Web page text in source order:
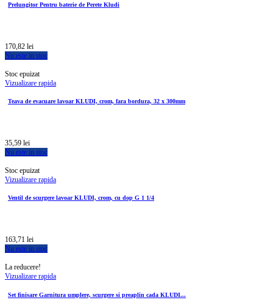
Prelungitor Pentru baterie de Perete Kludi
170,82 lei
Nu este in stoc
Stoc epuizat
Vizualizare rapida
Teava de evacuare lavoar KLUDI, crom, fara bordura, 32 x 300mm
35,59 lei
Nu este in stoc
Stoc epuizat
Vizualizare rapida
Ventil de scurgere lavoar KLUDI, crom, cu dop G 1 1/4
163,71 lei
Nu este in stoc
La reducere!
Vizualizare rapida
Set finisare Garnitura umplere, scurgere si preaplin cada KLUDI...